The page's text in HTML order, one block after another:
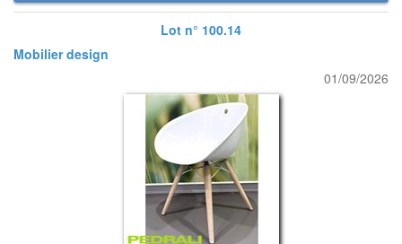
Lot n° 100.14
Mobilier design
01/09/2026